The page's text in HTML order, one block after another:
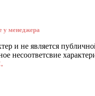
у менеджера
и не является
несоответсвие